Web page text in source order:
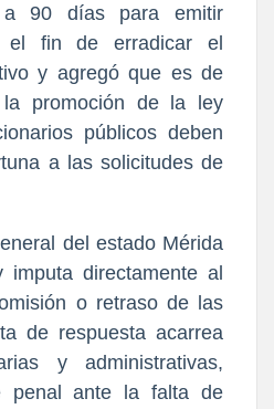
90 días para emitir
el fin de erradicar el
y agregó que es de
la promoción de la ley
públicos deben
a las solicitudes de
del estado Mérida
directamente al
o retraso de las
de respuesta acarrea
y administrativas,
penal ante la falta de